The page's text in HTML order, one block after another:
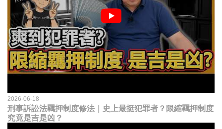
2026-06-18
刑事訴訟法羈押制度修法｜史上最挺犯罪者？限縮羈押制度
究竟是吉是凶？